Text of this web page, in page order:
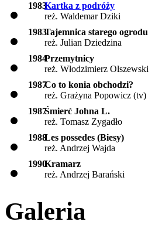
1983Kartka z podróży
reż. Waldemar Dziki
1983Tajemnica starego ogrodu
reż. Julian Dziedzina
1984Przemytnicy
reż. Włodzimierz Olszewski
1987Co to konia obchodzi?
reż. Grażyna Popowicz (tv)
1987Śmierć Johna L.
reż. Tomasz Zygadło
1988Les possedes (Biesy)
reż. Andrzej Wajda
1990Kramarz
reż. Andrzej Barański
Galeria